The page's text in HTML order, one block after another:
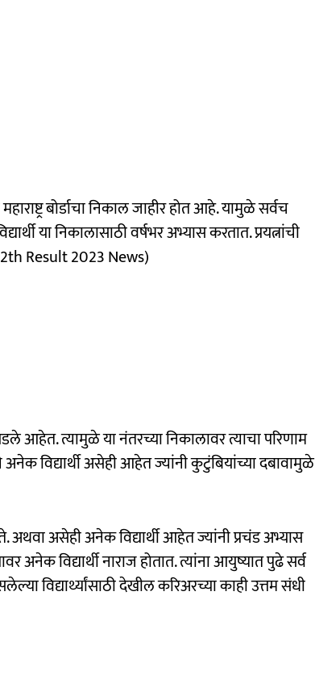
बोर्डाचा निकाल जाहीर होत आहे. यामुळे सर्वच
या निकालासाठी वर्षभर अभ्यास करतात. प्रयत्नांची
Result 2023 News)
आहेत. त्यामुळे या नंतरच्या निकालावर त्याचा परिणाम
विद्यार्थी असेही आहेत ज्यांनी कुटुंबियांच्या दबावामुळे
अथवा असेही अनेक विद्यार्थी आहेत ज्यांनी प्रचंड अभ्यास
विद्यार्थी नाराज होतात. त्यांना आयुष्यात पुढे सर्व
विद्यार्थ्यांसाठी देखील करिअरच्या काही उत्तम संधी